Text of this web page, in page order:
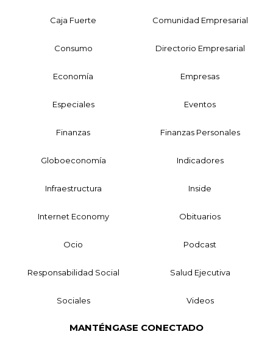
Caja Fuerte Comunidad Empresarial
Consumo Directorio Empresarial
Economía Empresas
Especiales Eventos
Finanzas Finanzas Personales
Globoeconomía Indicadores
Infraestructura Inside
Internet Economy Obituarios
Ocio Podcast
Responsabilidad Social Salud Ejecutiva
Sociales Videos
MANTÉNGASE CONECTADO